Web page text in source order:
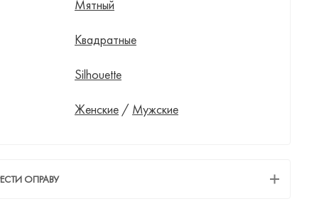
Мятный
Квадратные
Silhouette
Женские/ Мужские
ОПРАВУ